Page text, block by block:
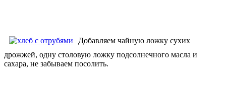
Добавляем чайную ложку сухих
дрожжей, одну столовую ложку подсолнечного масла и
сахара, не забываем посолить.